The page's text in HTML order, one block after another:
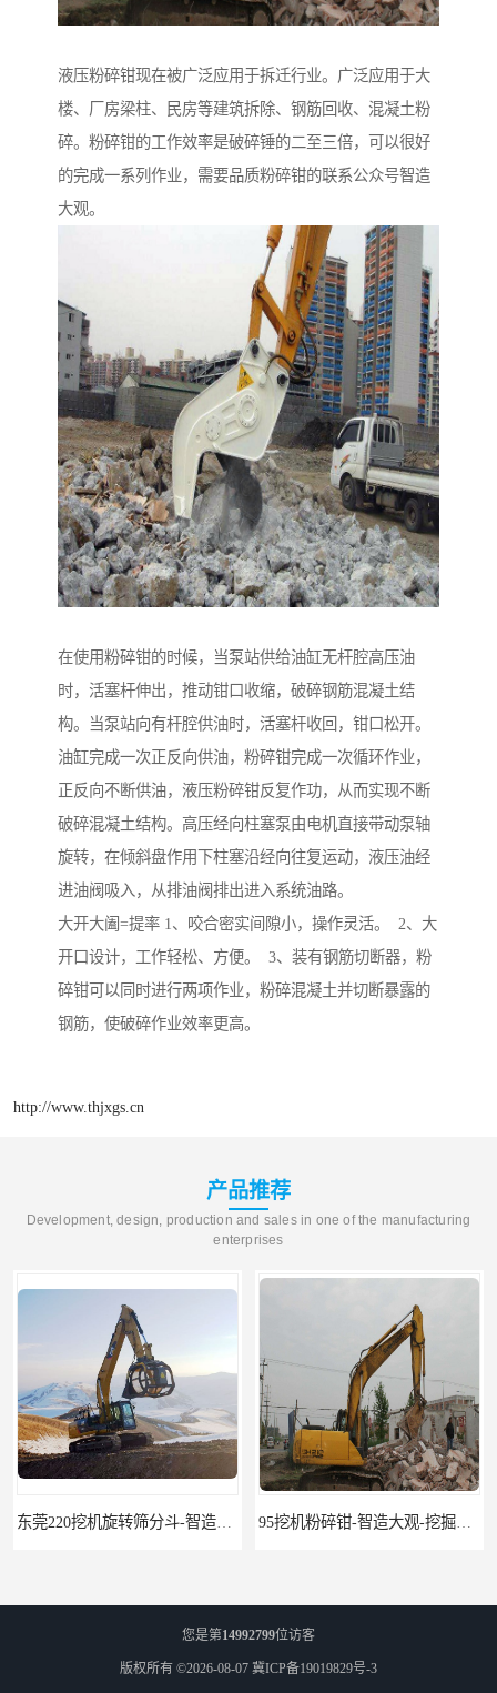
液压粉碎钳现在被广泛应用于拆迁行业。广泛应用于大
楼、厂房梁柱、民房等建筑拆除、钢筋回收、混凝土粉
碎。粉碎钳的工作效率是破碎锤的二至三倍，可以很好
的完成一系列作业，需要品质粉碎钳的联系公众号智造
大观。
在使用粉碎钳的时候，当泵站供给油缸无杆腔高压油
时，活塞杆伸出，推动钳口收缩，破碎钢筋混凝土结
构。当泵站向有杆腔供油时，活塞杆收回，钳口松开。
油缸完成一次正反向供油，粉碎钳完成一次循环作业，
正反向不断供油，液压粉碎钳反复作功，从而实现不断
破碎混凝土结构。高压经向柱塞泵由电机直接带动泵轴
旋转，在倾斜盘作用下柱塞沿经向往复运动，液压油经
进油阀吸入，从排油阀排出进入系统油路。
大开大阖=提率 1、咬合密实间隙小，操作灵活。 2、大
开口设计，工作轻松、方便。 3、装有钢筋切断器，粉
碎钳可以同时进行两项作业，粉碎混凝土并切断暴露的
钢筋，使破碎作业效率更高。
http://www.thjxgs.cn
产品推荐
Development, design, production and sales in one of the manufacturing
enterprises
东莞220挖机旋转筛分斗-智造大观报价-旋转筛沙斗筛沙机 95挖机粉碎钳-智造大观-挖掘机钢筋分离钳
您是第14992799位访客
版权所有 ©2026-08-07 冀ICP备19019829号-3